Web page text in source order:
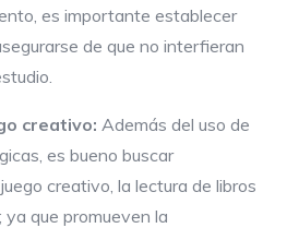
es importante establecer
de que no interfieran
creativo: Además del uso de
es bueno buscar
creativo, la lectura de libros
que promueven la